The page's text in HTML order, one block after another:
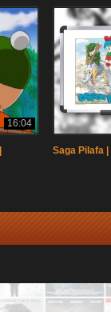
16:04
Saga Pilafa